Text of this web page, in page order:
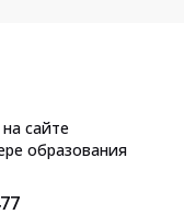
сайте
образования